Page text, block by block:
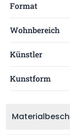
Format
Wohnbereich
Künstler
Kunstform